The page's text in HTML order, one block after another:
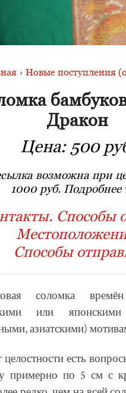
› Новые поступления
Дракон
Цена: 500
возможна при
1000 руб. Подробнее
Способы
Способы
соломка
или
азиатскими)
целостности есть
примерно по 5 см с